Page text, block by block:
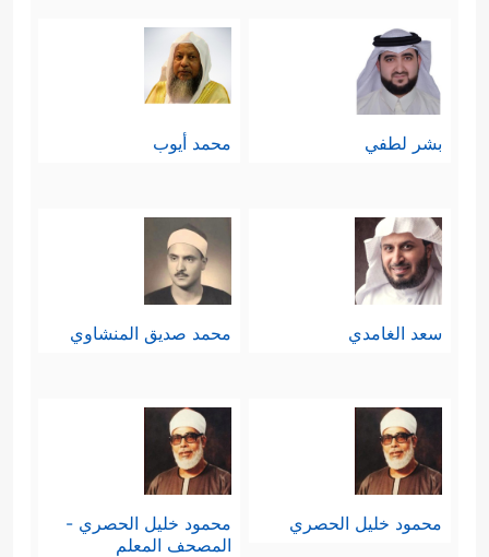
بشر لطفي محمد أيوب
سعد الغامدي محمد صديق المنشاوي
محمود خليل الحصري
محمود خليل الحصري -
المصحف المعلم